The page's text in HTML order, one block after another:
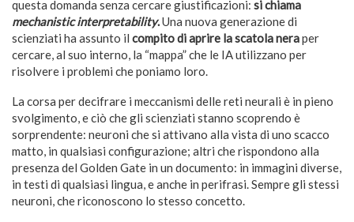
questa domanda senza cercare giustificazioni: si chiama
mechanistic interpretability.Una nuova generazione di
scienziati ha assunto il compito di aprire la scatola neraper
cercare, al suo interno, la “mappa” che le IA utilizzano per
risolvere i problemi che poniamo loro.
La corsa per decifrare i meccanismi delle reti neurali è in pieno
svolgimento, e ciò che gli scienziati stanno scoprendo è
sorprendente: neuroni che si attivano alla vista di uno scacco
matto, in qualsiasi configurazione; altri che rispondono alla
presenza del Golden Gate in un documento: in immagini diverse,
in testi di qualsiasi lingua, e anche in perifrasi. Sempre gli stessi
neuroni, che riconoscono lo stesso concetto.